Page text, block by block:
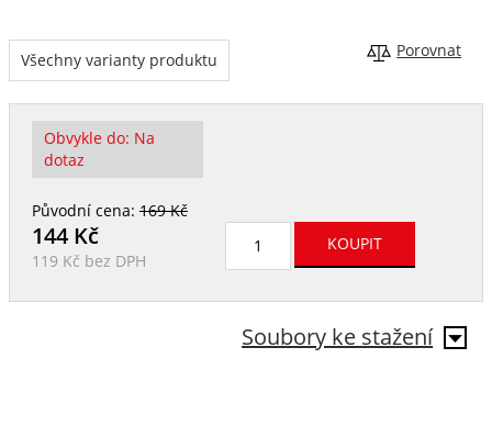
Porovnat
Všechny varianty produktu
Obvykle do: Na
dotaz
Původní cena:169 Kč
144Kč
119 Kč bez DPH
Soubory ke stažení